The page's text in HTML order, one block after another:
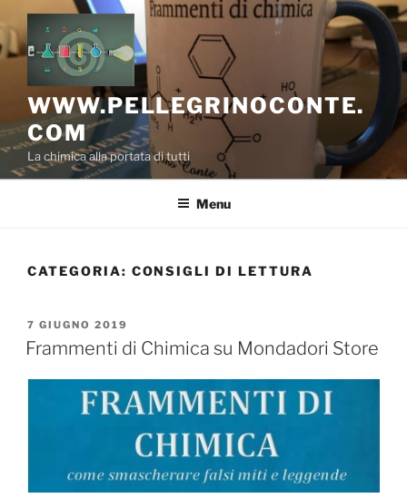
Salta
al
contenuto
WWW.PELLEGRINOCONTE.
COM
La chimica alla portata di tutti
Menu
CATEGORIA: CONSIGLI DI LETTURA
PUBBLICATO
IL
7 GIUGNO 2019
Frammenti di Chimica su Mondadori Store